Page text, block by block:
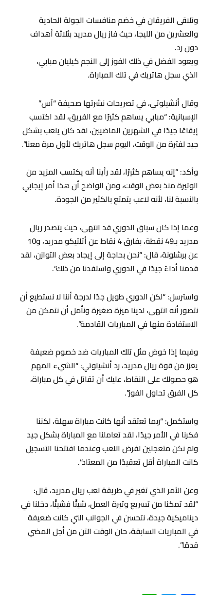
وتلاقى الفريقان في خضم منافسات الجولة الحادية
والعشرين من الليجا، حيث فاز ريال مدريد بثلاثة أهداف
دون رد.
ويعود الفضل في ذلك الفوز إلى النجم كيليان مبابي،
الذي سجل هاتريك في تلك المباراة.
وقال أنشيلوتي، في تصريحات نشرتها صحيفة “آس”
الإسبانية: “مبابي يساهم كثيرًا مع الفريق، لقد اكتسب
إيقاعًا جيدًا في الشهرين الماضيين، لقد كان يلعب بشكل
جيد لفترة من الوقت، اليوم سجل هاتريك لأول مرة معنا”.
وأكد: “إنه يساهم كثيرًا، لقد رأينا أنه يكتسب المزيد من
الوتيرة منذ بعض الوقت، ومن الواضح أن هذا أمر إيجابي
بالنسبة لنا، لأنه لاعب يتمتع بالكثير من الجودة.
وعما إذا كان سباق الدوري قد انتهى، حيث يتصدر ريال
مدريد بـ49 نقطة، بفارق 4 نقاط عن أتلتيكو مدريد، و10
عن برشلونة، قال: “نحن بحاجة إلى إيجاد بعض التوازن، لقد
قدمنا ​​أداءً جيدًا في الدوري واستفدنا من ذلك”.
واسترسل: “لكن الدوري طويل جدًا لدرجة أننا لا نستطيع أن
نتصور أنه انتهى، لدينا ميزة صغيرة ونأمل أن نتمكن من
الاستفادة منها في المباريات القادمة”.
وفيما إذا خوض مثل تلك المباريات ضد خصوم ضعيفة
يعزز من قوة ريال مدريد، رد أنشيلوتي: “الشيء المهم
هو حصولك على النقاط، عليك أن تقاتل في كل مباراة،
كل الفرق تحاول الفوز”.
واستكمل: “ربما تعتقد أنها كانت مباراة سهلة، لكننا
فكرنا في الأمر جيدًا، لقد تعاملنا مع المباراة بشكل جيد
ولم نكن متعجلين لفرض اللعب وعندما افتتحنا التسجيل
كانت المباراة أقل تعقيدًا من المعتاد”.
وعن الأمر الذي تغير في طريقة لعب ريال مدريد، قال:
“لقد تمكنا من تسريع وتيرة العمل، شيئًا فشيئًا، دخلنا في
ديناميكية جيدة، نتحسن في الجوانب التي كانت ضعيفة
في المباريات السابقة، حان الوقت الآن من أجل المضي
قدمًا”.